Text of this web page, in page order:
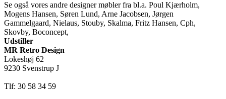
Se også vores andre designer møbler fra bl.a. Poul Kjærholm,
Mogens Hansen, Søren Lund, Arne Jacobsen, Jørgen
Gammelgaard, Nielaus, Stouby, Skalma, Fritz Hansen, Cph,
Skovby, Boconcept,
Udstiller
MR Retro Design
Lokeshøj 62
9230 Svenstrup J
Tlf: 30 58 34 59